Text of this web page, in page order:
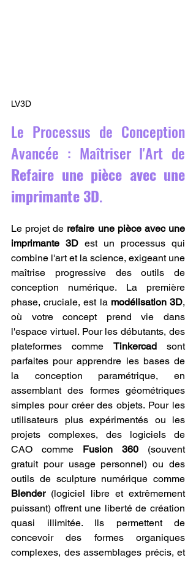
LV3D
Le Processus de Conception
Refaire une pièce avec une
imprimante 3D.
Le projet de refaire une pièce avec une
imprimante 3D est un processus qui
combine l'art et la science, exigeant une
maîtrise progressive des outils de
conception numérique. La première
phase, cruciale, est la modélisation 3D,
où votre concept prend vie dans
l'espace virtuel. Pour les débutants, des
plateformes comme Tinkercad sont
parfaites pour apprendre les bases de
la conception paramétrique, en
assemblant des formes géométriques
simples pour créer des objets. Pour les
utilisateurs plus expérimentés ou les
projets complexes, des logiciels de
CAO comme Fusion 360 (souvent
gratuit pour usage personnel) ou des
Blender (logiciel libre et extrêmement
puissant) offrent une liberté de création
quasi illimitée. Ils permettent de
concevoir des formes organiques
complexes, des assemblages précis, et